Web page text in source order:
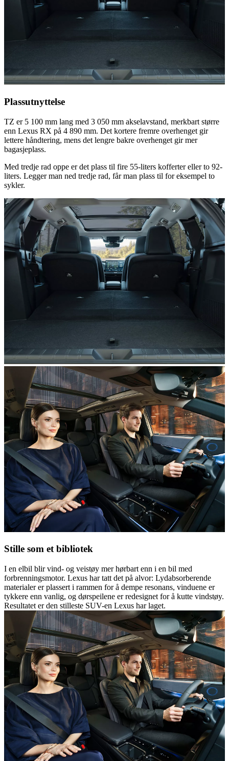
Plassutnyttelse
TZ er 5 100 mm lang med 3 050 mm akselavstand, merkbart større
enn Lexus RX på 4 890 mm. Det kortere fremre overhenget gir
lettere håndtering, mens det lengre bakre overhenget gir mer
bagasjeplass.
Med tredje rad oppe er det plass til fire 55-liters kofferter eller to 92-
liters. Legger man ned tredje rad, får man plass til for eksempel to
sykler.
Stille som et bibliotek
I en elbil blir vind- og veistøy mer hørbart enn i en bil med
forbrenningsmotor. Lexus har tatt det på alvor: Lydabsorberende
materialer er plassert i rammen for å dempe resonans, vinduene er
tykkere enn vanlig, og dørspeilene er redesignet for å kutte vindstøy.
Resultatet er den stilleste SUV-en Lexus har laget.